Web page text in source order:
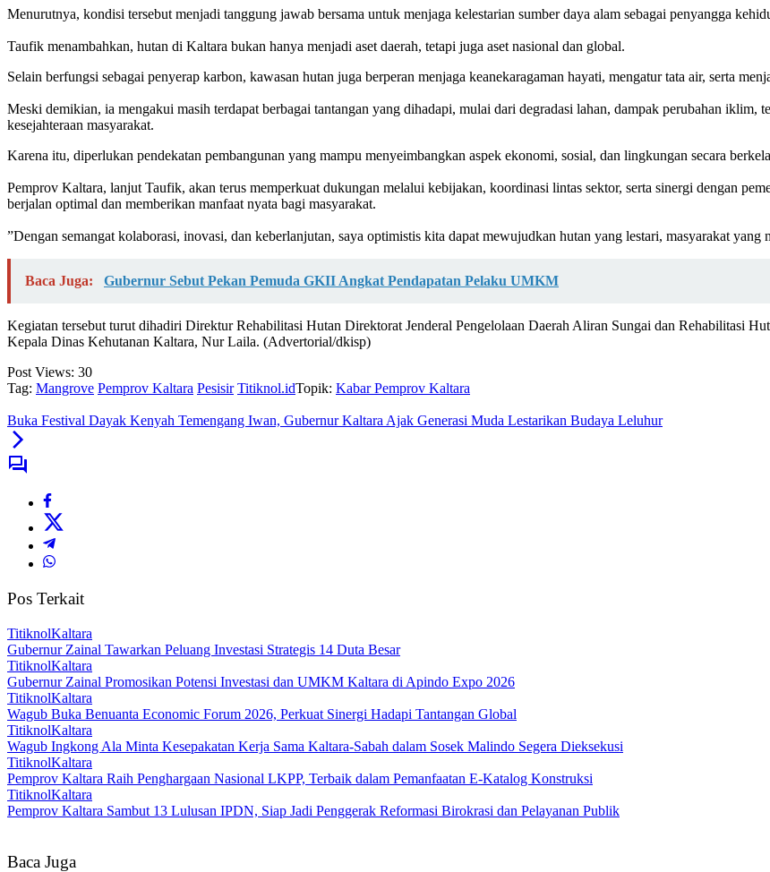
Menurutnya, kondisi tersebut menjadi tanggung jawab bersama untuk menjaga kelestarian sumber daya alam sebagai penyangga
‎Taufik menambahkan, hutan di Kaltara bukan hanya menjadi aset daerah, tetapi juga aset nasional dan global.
Selain berfungsi sebagai penyerap karbon, kawasan hutan juga berperan menjaga keanekaragaman hayati, mengatur tata air, serta
‎Meski demikian, ia mengakui masih terdapat berbagai tantangan yang dihadapi, mulai dari degradasi lahan, dampak perubahan iklim,
kesejahteraan masyarakat.
Karena itu, diperlukan pendekatan pembangunan yang mampu menyeimbangkan aspek ekonomi, sosial, dan lingkungan secara
‎Pemprov Kaltara, lanjut Taufik, akan terus memperkuat dukungan melalui kebijakan, koordinasi lintas sektor, serta sinergi dengan
berjalan optimal dan memberikan manfaat nyata bagi masyarakat.
‎”Dengan semangat kolaborasi, inovasi, dan keberlanjutan, saya optimistis kita dapat mewujudkan hutan yang lestari, masyarakat
Baca Juga: Gubernur Sebut Pekan Pemuda GKII Angkat Pendapatan Pelaku UMKM
Kegiatan tersebut turut dihadiri Direktur Rehabilitasi Hutan Direktorat Jenderal Pengelolaan Daerah Aliran Sungai dan Rehabilitasi
Kepala Dinas Kehutanan Kaltara, Nur Laila. (Advertorial/dkisp)
Post Views: 30
Tag: Mangrove Pemprov Kaltara Pesisir Titiknol.idTopik: Kabar Pemprov Kaltara
Buka Festival Dayak Kenyah Temengang Iwan, Gubernur Kaltara Ajak Generasi Muda Lestarikan Budaya Leluhur
Pos Terkait
TitiknolKaltara
Gubernur Zainal Tawarkan Peluang Investasi Strategis 14 Duta Besar
TitiknolKaltara
Gubernur Zainal Promosikan Potensi Investasi dan UMKM Kaltara di Apindo Expo 2026
TitiknolKaltara
Wagub Buka Benuanta Economic Forum 2026, Perkuat Sinergi Hadapi Tantangan Global
TitiknolKaltara
Wagub Ingkong Ala Minta Kesepakatan Kerja Sama Kaltara-Sabah dalam Sosek Malindo Segera Dieksekusi
TitiknolKaltara
Pemprov Kaltara Raih Penghargaan Nasional LKPP, Terbaik dalam Pemanfaatan E-Katalog Konstruksi
TitiknolKaltara
Pemprov Kaltara Sambut 13 Lulusan IPDN, Siap Jadi Penggerak Reformasi Birokrasi dan Pelayanan Publik
Baca Juga